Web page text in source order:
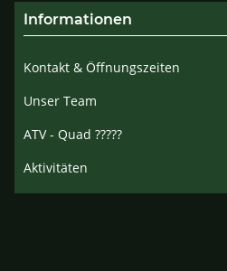
Informationen
Kontakt & Öffnungszeiten
Unser Team
ATV - Quad ?????
Aktivitäten